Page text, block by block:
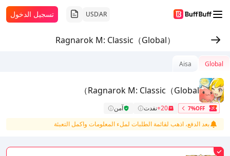
AR
USD تسجيل الدخول
Ragnarok M: Classic（Global）
Global
Aisa
Ragnarok M: Classic（Global）
7%OFF
20+ نفدت
آمن
بعد الدفع، اذهب لقائمة الطلبات لملء المعلومات واكمل التعبئة